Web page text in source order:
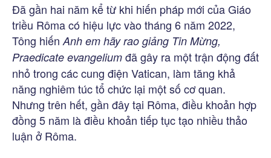
Đã gần hai năm kể từ khi hiến pháp mới của Giáo
triều Rôma có hiệu lực vào tháng 6 năm 2022,
Tông hiến Anh em hãy rao giảng Tin Mừng,
Praedicate evangelium đã gây ra một trận động đất
nhỏ trong các cung điện Vatican, làm tăng khả
năng nghiêm túc tổ chức lại một số cơ quan.
Nhưng trên hết, gần đây tại Rôma, điều khoản hợp
đồng 5 năm là điều khoản tiếp tục tạo nhiều thảo
luận ở Rôma.